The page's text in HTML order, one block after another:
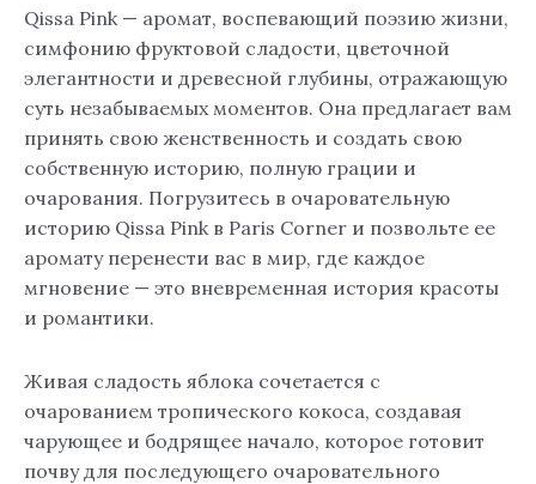
Qissa Pink — аромат, воспевающий поэзию жизни,
симфонию фруктовой сладости, цветочной
элегантности и древесной глубины, отражающую
суть незабываемых моментов. Она предлагает вам
принять свою женственность и создать свою
собственную историю, полную грации и
очарования. Погрузитесь в очаровательную
историю Qissa Pink в Paris Corner и позвольте ее
аромату перенести вас в мир, где каждое
мгновение — это вневременная история красоты
и романтики.
Живая сладость яблока сочетается с
очарованием тропического кокоса, создавая
чарующее и бодрящее начало, которое готовит
почву для последующего очаровательного